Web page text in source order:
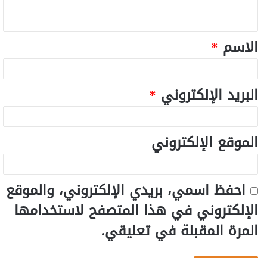
الاسم *
البريد الإلكتروني *
الموقع الإلكتروني
احفظ اسمي، بريدي الإلكتروني، والموقع
الإلكتروني في هذا المتصفح لاستخدامها
المرة المقبلة في تعليقي.